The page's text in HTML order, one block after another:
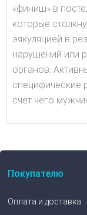
«финиш» в
которые
эякуляцией в
нарушений или
органов.
специфические
счет чего
Покупателю
Оплата и доставка